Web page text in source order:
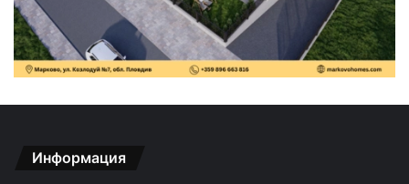
Информация